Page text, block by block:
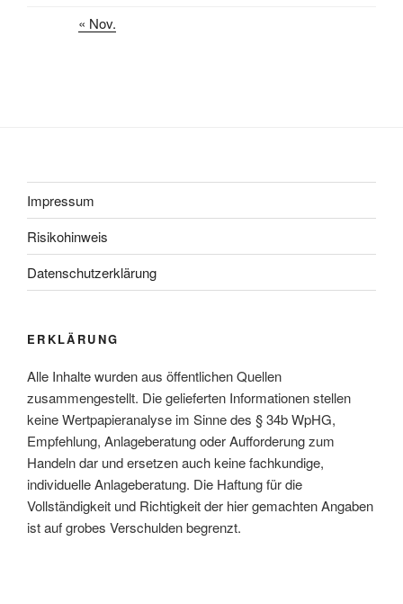
« Nov.
Impressum
Risikohinweis
Datenschutzerklärung
ERKLÄRUNG
Alle Inhalte wurden aus öffentlichen Quellen
zusammengestellt. Die gelieferten Informationen stellen
keine Wertpapieranalyse im Sinne des § 34b WpHG,
Empfehlung, Anlageberatung oder Aufforderung zum
Handeln dar und ersetzen auch keine fachkundige,
individuelle Anlageberatung. Die Haftung für die
Vollständigkeit und Richtigkeit der hier gemachten Angaben
ist auf grobes Verschulden begrenzt.